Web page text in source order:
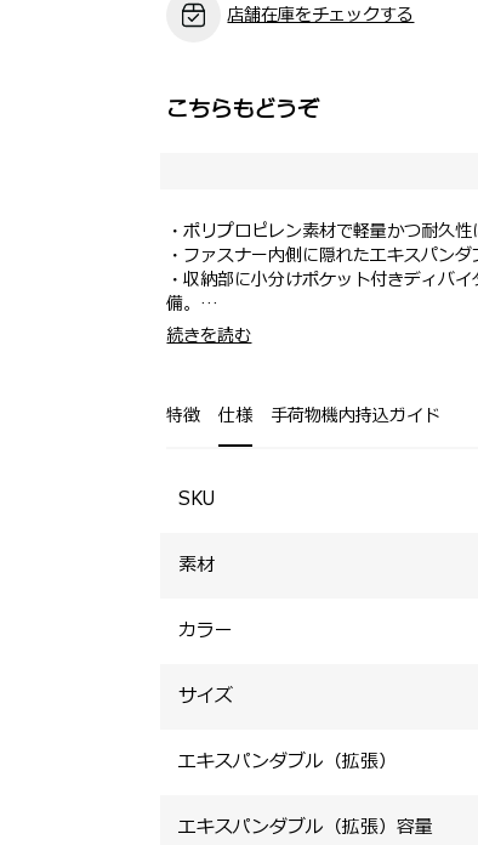
店舗在庫をチェックする
こちらもどうぞ
・ポリプロピレン素材で軽量かつ耐久性
・ファスナー内側に隠れたエキスパン
・収納部に小分けポケット付きディバ
備。
・内装裏地は取り外して洗える(※2)便利
す。
※2 洗濯の際は冷水・単独で手洗いして
は、中性洗剤をお使いください。乾燥機
・海外旅行や長期の出張にもおすすめ。
続きを読む
特徴 仕様 手荷物機内持込ガイド
SKU
素材
カラー
サイズ
エキスパンダブル（拡張）
エキスパンダブル（拡張）容量